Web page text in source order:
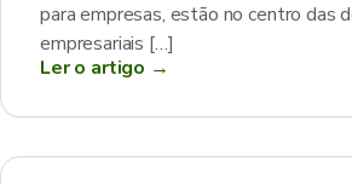
para empresas, estão no centro das
empresariais […]
Ler o artigo →